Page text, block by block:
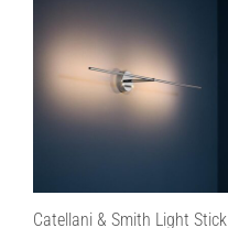
Catellani & Smith Light Stick